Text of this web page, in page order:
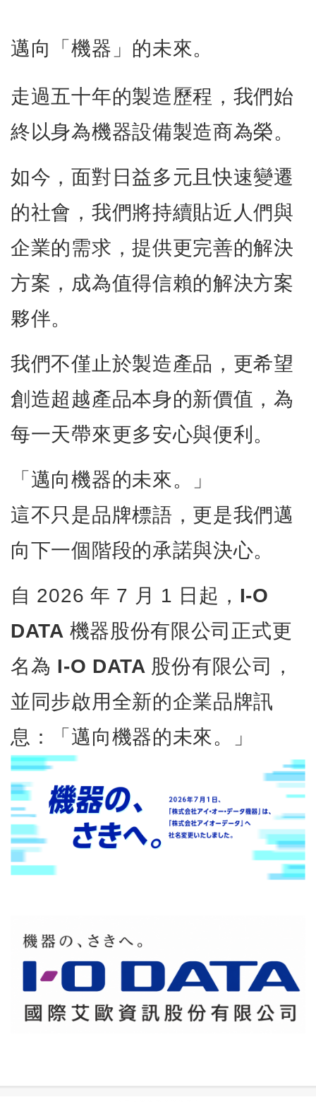
邁向「機器」的未來。
走過五十年的製造歷程，我們始
終以身為機器設備製造商為榮。
如今，面對日益多元且快速變遷
的社會，我們將持續貼近人們與
企業的需求，提供更完善的解決
方案，成為值得信賴的解決方案
夥伴。
我們不僅止於製造產品，更希望
創造超越產品本身的新價值，為
每一天帶來更多安心與便利。
「邁向機器的未來。」
這不只是品牌標語，更是我們邁
向下一個階段的承諾與決心。
自 2026 年 7 月 1 日起， I-O
DATA 機器股份有限公司 正式更
名為 I-O DATA 股份有限公司
，
並同步啟用全新的企業品牌訊
息：「邁向機器的未來。」